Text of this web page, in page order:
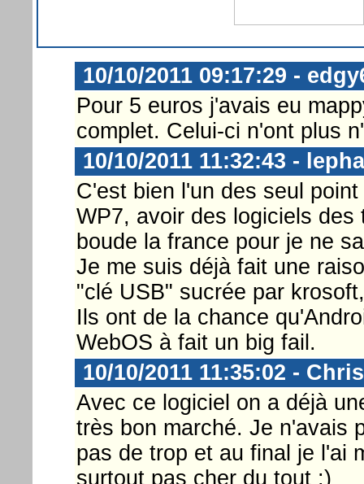
10/10/2011 09:17:29 -
Pour 5 euros j'avais eu
complet. Celui-ci n'ont plus
10/10/2011 11:32:43 -
C'est bien l'un des seul
WP7, avoir des logiciels
boude la france pour je ne
Je me suis déjà fait une
"clé USB" sucrée par
Ils ont de la chance
WebOS à fait un big fail.
10/10/2011 11:35:02 -
Avec ce logiciel on a déjà
très bon marché. Je n'avais
pas de trop et au final je l'ai
surtout pas cher du tout :)